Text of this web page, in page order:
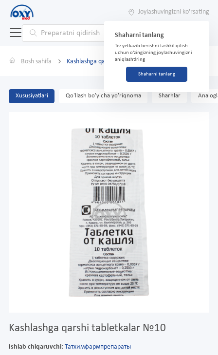
Joylashuvingizni ko'rsating
Shaharni tanlang
Tez yetkazib berishni tashkil qilish
uchun o'zingizning joylashuvingizni
aniqlashtiring
Shaharni tanlang
Bosh sahifa Kashlashga qarshi tabletkalar №10
Xususiyatlari Qo'llash bo'yicha yo'riqnoma Sharhlar
Kashlashga qarshi tabletkalar №10
Ishlab chiqaruvchi: Татхимфармпрепараты